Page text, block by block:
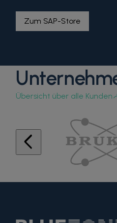
Zum SAP-Store
Übersicht über alle Kunden